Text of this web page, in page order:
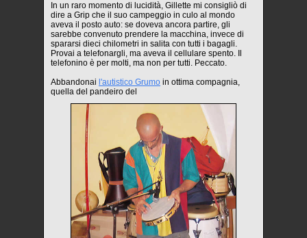
In un raro momento di lucidità, Gillette mi consigliò di
dire a Grip che il suo campeggio in culo al mondo
aveva il posto auto: se doveva ancora partire, gli
sarebbe convenuto prendere la macchina, invece di
spararsi dieci chilometri in salita con tutti i bagagli.
Provai a telefonargli, ma aveva il cellulare spento. Il
telefonino è per molti, ma non per tutti. Peccato.
Abbandonai l'autistico Grumo in ottima compagnia,
quella del pandeiro del